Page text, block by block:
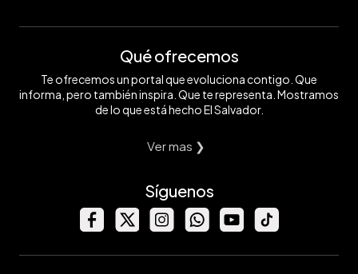
Qué ofrecemos
Te ofrecemos un portal que evoluciona contigo. Que
informa, pero también inspira. Que te representa. Mostramos
de lo que está hecho El Salvador.
Ver mas ❯
Síguenos